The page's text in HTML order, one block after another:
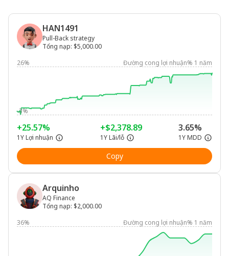
HAN1491
Pull-Back strategy
Tổng nạp: $5,000.00
26%
Đường cong lợi nhuận% 1 năm
-3%
+25.57%
1Y Lợi nhuận
+$2,378.89
1Y Lãi/lỗ
3.65%
1Y MDD
Copy
Arquinho
AQ Finance
Tổng nạp: $2,000.00
36%
Đường cong lợi nhuận% 1 năm